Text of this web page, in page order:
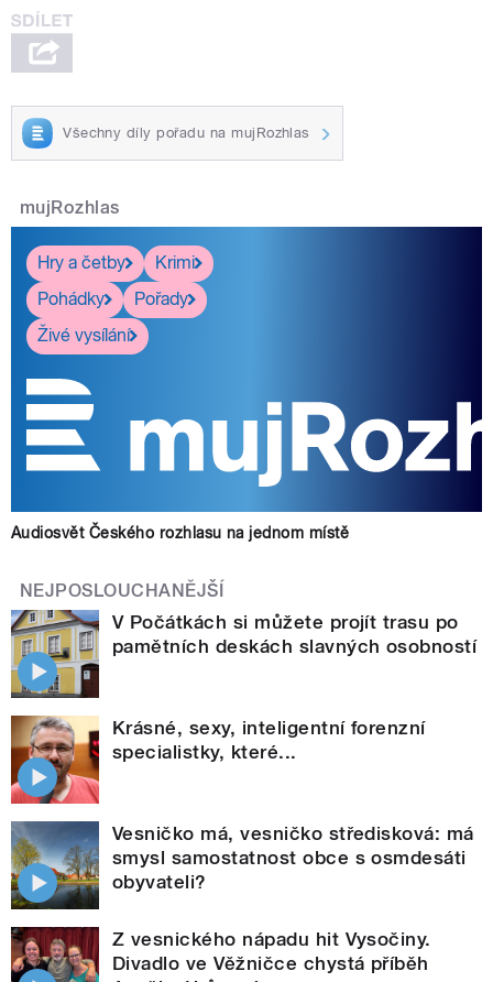
Všechny díly pořadu na mujRozhlas
mujRozhlas
Hry a četby
Krimi
Pohádky
Pořady
Živé vysílání
Audiosvět Českého rozhlasu na jednom místě
NEJPOSLOUCHANĚJŠÍ
V Počátkách si můžete projít trasu po
pamětních deskách slavných osobností
Krásné, sexy, inteligentní forenzní
specialistky, které...
Vesničko má, vesničko středisková: má
smysl samostatnost obce s osmdesáti
obyvateli?
Z vesnického nápadu hit Vysočiny.
Divadlo ve Věžničce chystá příběh